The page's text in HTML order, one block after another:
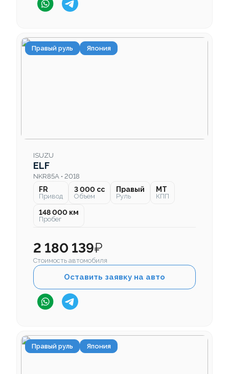
Правый руль Япония
ISUZU
ELF
NKR85A • 2018
FR
Привод
3 000 cc
Объем
Правый
Руль
MT
КПП
148 000 км
Пробег
2 180 139₽
Стоимость автомобиля
Оставить заявку на авто
Правый руль Япония